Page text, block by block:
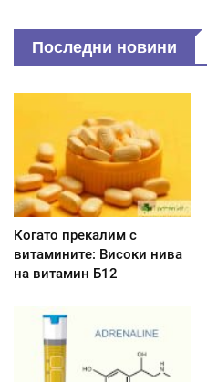
Последни новини
Когато прекалим с
витамините: Високи нива
на витамин Б12